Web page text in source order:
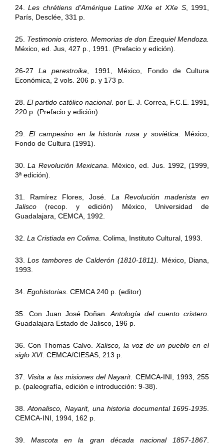
24.Les chrétiens d’Amérique Latine XIXe et XXe S, 1991,
París, Desclée, 331 p.
25. Testimonio cristero. Memorias de don Ezequiel Mendoza.
México, ed. Jus, 427 p., 1991. (Prefacio y edición).
26-27 La perestroika, 1991, México, Fondo de Cultura
Económica, 2 vols. 206 p. y 173 p.
28. El partido católico nacional. por E. J. Correa, F.C.E. 1991,
220 p. (Prefacio y edición)
29. El campesino en la historia rusa y soviética. México,
Fondo de Cultura (1991).
30.La Revolución Mexicana. México, ed. Jus. 1992, (1999,
3ª edición).
31. Ramírez Flores, José. La Revolución maderista en
Jalisco(recop. y edición) México, Universidad de
Guadalajara, CEMCA, 1992.
32. La Cristiada en Colima. Colima, Instituto Cultural, 1993.
33.Los tambores de Calderón (1810-1811). México, Diana,
1993.
34. Egohistorias. CEMCA 240 p. (editor)
35. Con Juan José Doñan. Antología del cuento cristero.
Guadalajara Estado de Jalisco, 196 p.
36. Con Thomas Calvo. Xalisco, la voz de un pueblo en el
siglo XVI. CEMCA/CIESAS, 213 p.
37. Visita a las misiones del Nayarit. CEMCA-INI, 1993, 255
p. (paleografía, edición e introducción: 9-38).
38.Atonalisco, Nayarit, una historia documental 1695-1935.
CEMCA-INI, 1994, 162 p.
39. Mascota en la gran década nacional 1857-1867.